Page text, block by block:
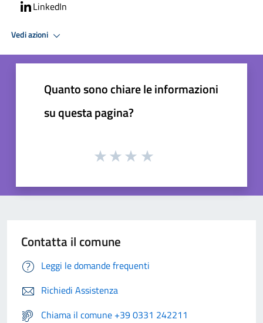
LinkedIn
Vedi azioni
Quanto sono chiare le informazioni
su questa pagina?
Contatta il comune
Leggi le domande frequenti
Richiedi Assistenza
Chiama il comune +39 0331 242211